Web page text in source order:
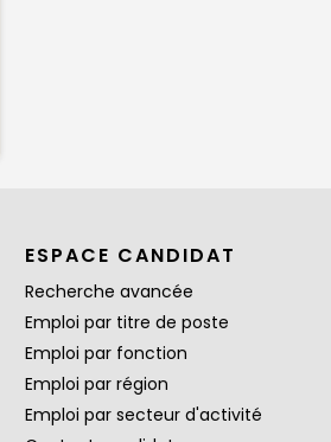
ESPACE CANDIDAT
Recherche avancée
Emploi par titre de poste
Emploi par fonction
Emploi par région
Emploi par secteur d'activité